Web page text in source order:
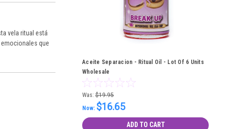
vela ritual está
que
Aceite Separacion - Ritual Oil - Lot Of 6 Units
Wholesale
Was: $19.95
Now: $16.65
ADD TO CART